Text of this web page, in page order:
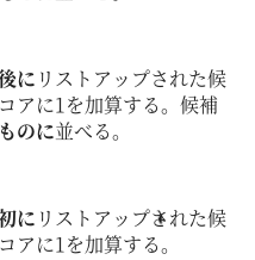
に リストアップされた候
アに1を加算する。候補
のに並べる。
に リストアップされた候
アに1を加算する。